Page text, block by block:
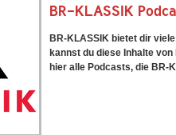
BR-KLASSIK
BR-KLASSIK bietet dir
kannst du diese Inhalte
hier alle Podcasts, die BR-